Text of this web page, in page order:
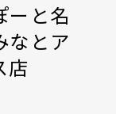
ーと名
なとア
店